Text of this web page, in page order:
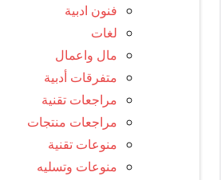
فنون ادبية
لغات
مال واعمال
متفرقات أدبية
مراجعات تقنية
مراجعات منتجات
منوعات تقنية
منوعات وتسليه